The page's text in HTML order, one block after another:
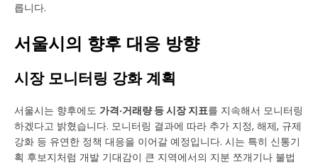
릅니다.
서울시의 향후 대응 방향
시장 모니터링 강화 계획
서울시는 향후에도 가격·거래량 등 시장 지표를 지속해서 모니터링
하겠다고 밝혔습니다. 모니터링 결과에 따라 추가 지정, 해제, 규제
강화 등 유연한 정책 대응을 이어갈 예정입니다. 시는 특히 신통기
획 후보지처럼 개발 기대감이 큰 지역에서의 지분 쪼개기나 불법